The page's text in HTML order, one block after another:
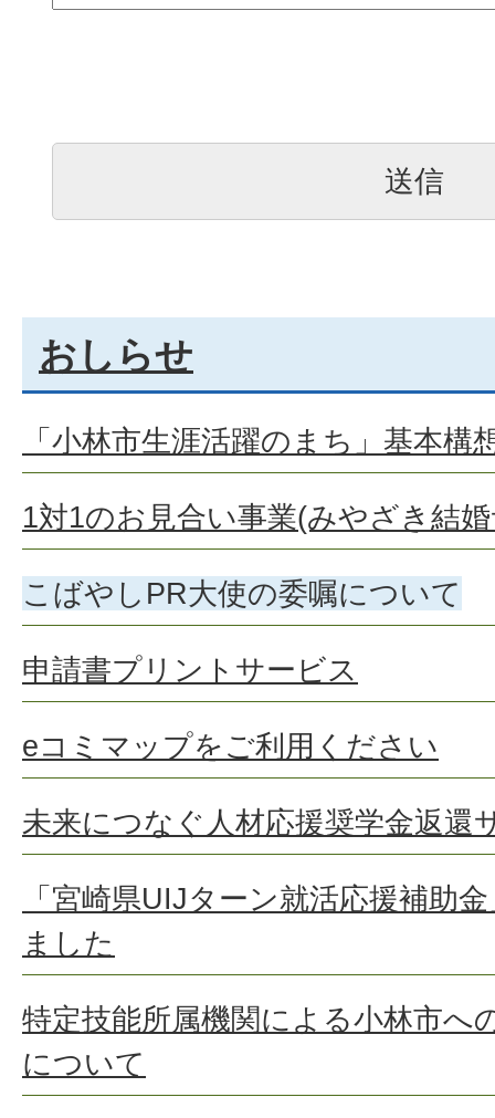
おしらせ
「小林市生涯活躍のまち」基本構
1対1のお見合い事業(みやざき結
こばやしPR大使の委嘱について
申請書プリントサービス
eコミマップをご利用ください
未来につなぐ人材応援奨学金返還
「宮崎県UIJターン就活応援補助
ました
特定技能所属機関による小林市へ
について